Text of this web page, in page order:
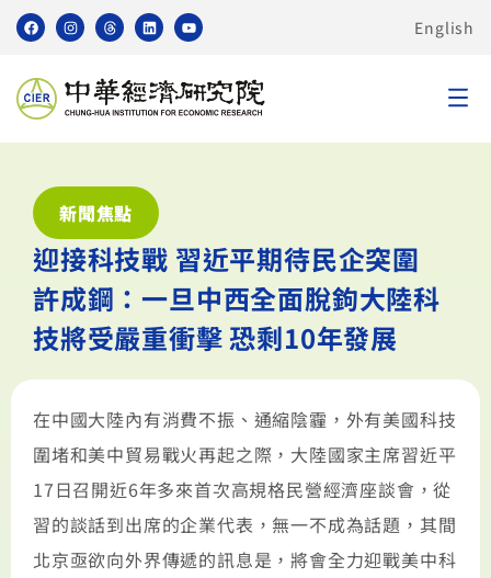
English
新聞焦點
迎接科技戰 習近平期待民企突圍
許成鋼：一旦中西全面脫鉤大陸科
技將受嚴重衝擊 恐剩10年發展
在中國大陸內有消費不振、通縮陰霾，外有美國科技
圍堵和美中貿易戰火再起之際，大陸國家主席習近平
17日召開近6年多來首次高規格民營經濟座談會，從
習的談話到出席的企業代表，無一不成為話題，其間
北京亟欲向外界傳遞的訊息是，將會全力迎戰美中科